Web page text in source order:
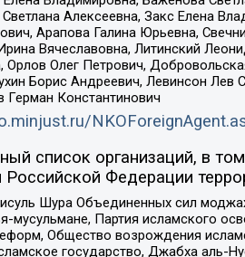
Алексеевна, Закс Елена
Арапова Галина Юрьевна,
Вячеславовна, Литинский
Орлов Олег Петрович,
Борис Андреевич, Левинсон
Герман Константинович
список организаций, в
Федерации
Шура Объединенных сил
мусульмане, Партия исламского
Общество возрождения
государство, Джабха аль-